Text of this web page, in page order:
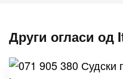
Други огласи од